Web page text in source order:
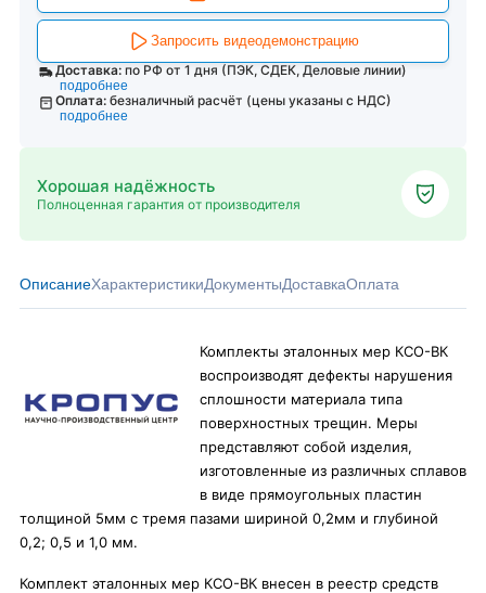
Запросить видеодемонстрацию
Доставка: по РФ от 1 дня (ПЭК, СДЕК, Деловые линии)
подробнее
Оплата: безналичный расчёт (цены указаны с НДС)
подробнее
Хорошая надёжность
Полноценная гарантия от производителя
ОписаниеХарактеристикиДокументыДоставкаОплата
Комплекты эталонных мер КСО-ВК
воспроизводят дефекты нарушения
сплошности материала типа
поверхностных трещин. Меры
представляют собой изделия,
изготовленные из различных сплавов
в виде прямоугольных пластин
толщиной 5мм с тремя пазами шириной 0,2мм и глубиной
0,2; 0,5 и 1,0 мм.
Комплект эталонных мер КСО-ВК внесен в реестр средств